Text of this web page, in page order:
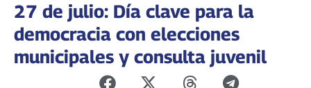
27 de julio: Día clave para la
democracia con elecciones
municipales y consulta juvenil